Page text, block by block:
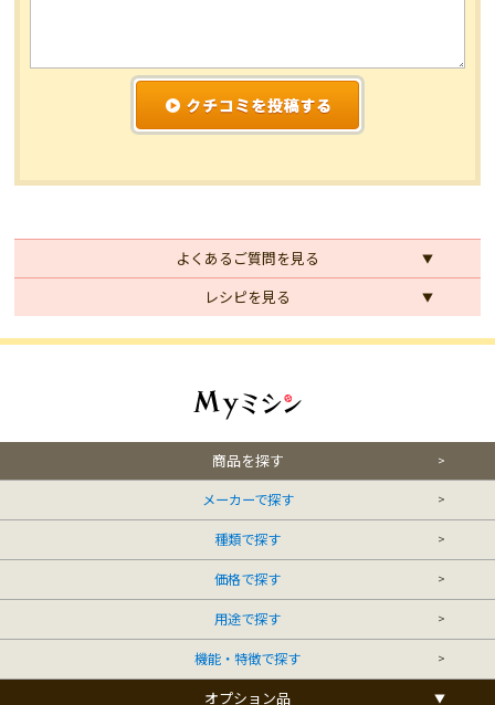
よくあるご質問を見る
レシピを見る
商品を探す
メーカーで探す
種類で探す
価格で探す
用途で探す
機能・特徴で探す
オプション品